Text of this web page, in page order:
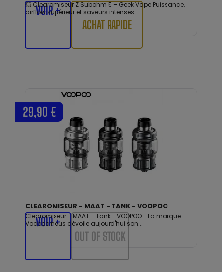
💥 Clearomiseur Z Subohm 5 – Geek Vape Puissance,
airflow supérieur et saveurs intenses...
VOIR +
ACHAT RAPIDE
CLEAROMISEUR - MAAT - TANK - VOOPOO
Clearomiseur - MAAT - Tank - VOOPOO : La marque
Voopoo nous dévoile aujourd'hui son...
29,90 €
VOIR +
OUT OF STOCK